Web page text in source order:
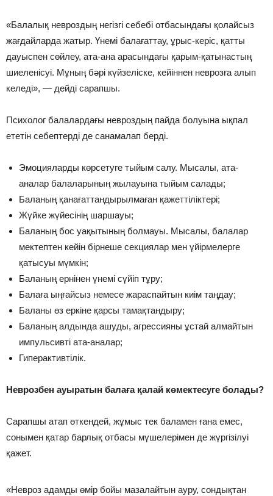
«Балалық невроздың негізгі себебі отбасындағы қолайсыз
жағдайларда жатыр. Үнемі балағаттау, ұрыс-керіс, қатты
дауыспен сөйлеу, ата-ана арасындағы қарым-қатынастың
шиеленісуі. Мұның бәрі күйзеліске, кейіннен неврозға алып
келеді», — дейді сарапшы.
Психолог балалардағы невроздың пайда болуына ықпал
ететін себептерді де санамалап берді.
Эмоцияларды көрсетуге тыйым салу. Мысалы, ата-
аналар балаларының жылауына тыйым салады;
Баланың қанағаттандырылмаған қажеттіліктері;
Жүйке жүйесінің шаршауы;
Баланың бос уақытының болмауы. Мысалы, балалар
мектептен кейін бірнеше секциялар мен үйірмелерге
қатысуы мүмкін;
Баланың ернінен үнемі сүйіп тұру;
Балаға ыңғайсыз немесе жараспайтын киім таңдау;
Баланы өз еркіне қарсы тамақтандыру;
Баланың алдында ашуды, агрессияны ұстай алмайтын
импульсивті ата-аналар;
Гиперактивтілік.
Неврозбен ауыратын балаға қалай көмектесуге болады?
Сарапшы атап өткендей, жұмыс тек баламен ғана емес,
сонымен қатар барлық отбасы мүшелерімен де жүргізілуі
қажет.
«Невроз адамды өмір бойы мазалайтын ауру, сондықтан